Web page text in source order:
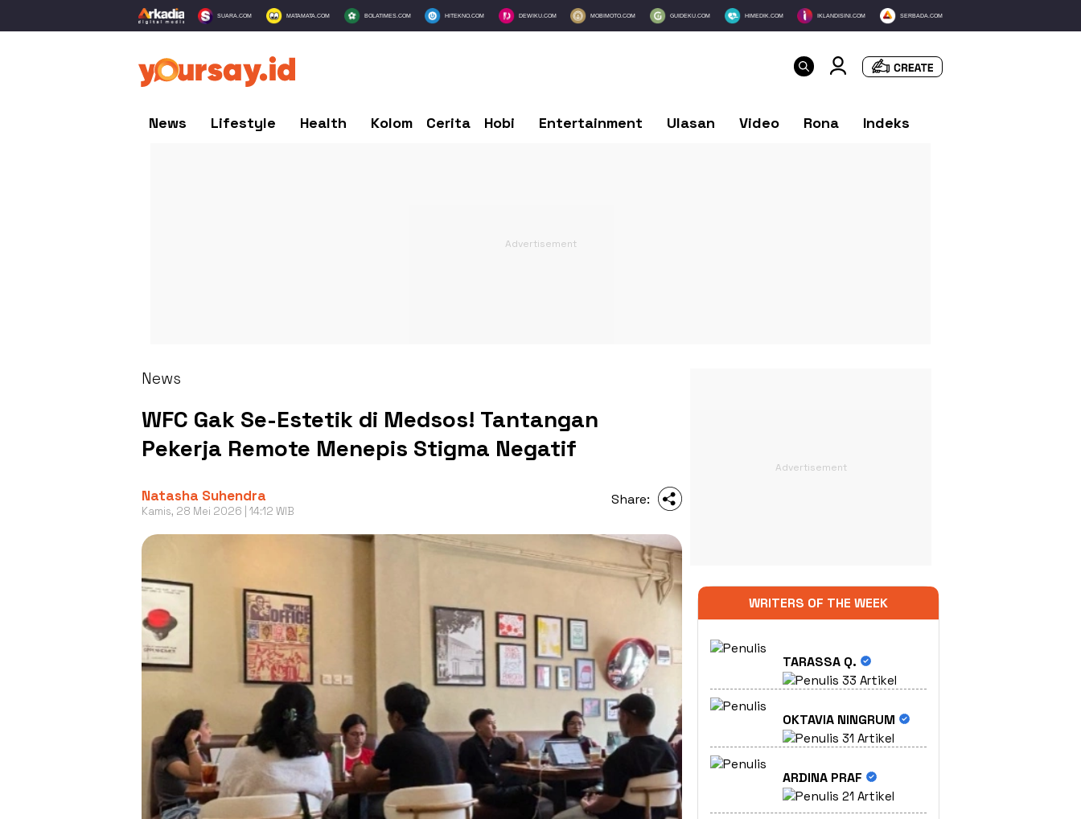
SUARA.COM MATAMATA.COM BOLATIMES.COM HITEKNO.COM DEWIKU.COM MOBIMOTO.COM GUIDEKU.COM HIMEDIK.COM IKLANDISINI.COM SERBADA.COM
News Lifestyle Health Kolom Cerita Hobi Entertainment Ulasan Video Rona Indeks
News
WFC Gak Se-Estetik di Medsos! Tantangan
Pekerja Remote Menepis Stigma Negatif
Natasha Suhendra
Kamis, 28 Mei 2026 | 14:12 WIB
Share:
WRITERS OF THE WEEK
TARASSA Q.
33 Artikel
OKTAVIA NINGRUM
31 Artikel
ARDINA PRAF
21 Artikel